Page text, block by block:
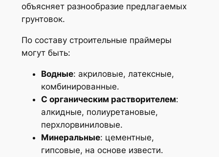
объясняет разнообразие предлагаемых
грунтовок.
По составу строительные праймеры
могут быть:
Водные: акриловые, латексные,
комбинированные.
С органическим растворителем:
алкидные, полиуретановые,
перхлорвиниловые.
Минеральные: цементные,
гипсовые, на основе извести.